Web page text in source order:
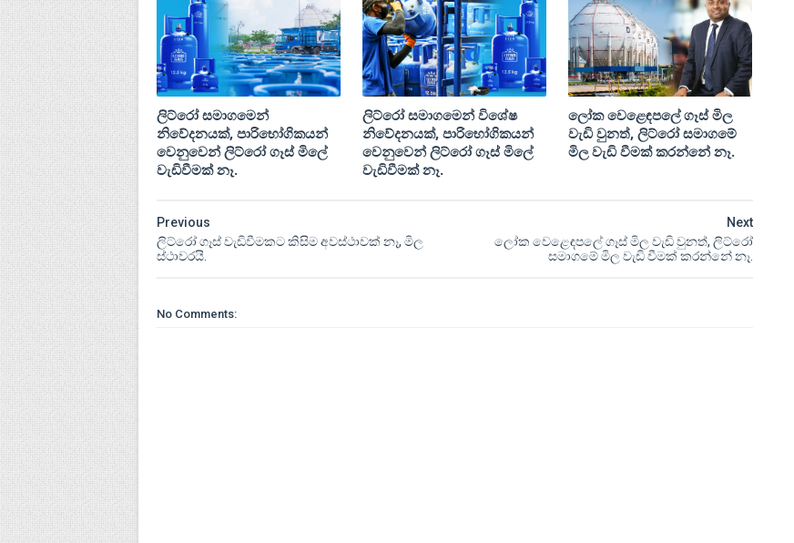
ලිට්රෝ සමාගමෙන්
නිවේදනයක්, පාරිභෝගිකයන්
වෙනුවෙන් ලිට්රෝ ගෑස් මිලේ
වැඩිවීමක් නෑ.
ලිට්රෝ සමාගමෙන් විශේෂ
නිවේදනයක්, පාරිභෝගිකයන්
වෙනුවෙන් ලිට්රෝ ගෑස් මිලේ
වැඩිවීමක් නෑ.
ලෝක වෙළෙඳපලේ ගෑස් මිල
වැඩි වුනත්, ලිට්රෝ සමාගමේ
මිල වැඩි වීමක් කරන්නේ නෑ.
Next
ලෝක වෙළෙඳපලේ ගෑස් මිල වැඩි වුනත්, ලිට්රෝ
සමාගමේ මිල වැඩි වීමක් කරන්නේ නෑ.
Previous
ලිට්රෝ ගෑස් වැඩිවීමකට කිසිම අවස්ථාවක් නෑ, මිල
ස්ථාවරයි.
No Comments: